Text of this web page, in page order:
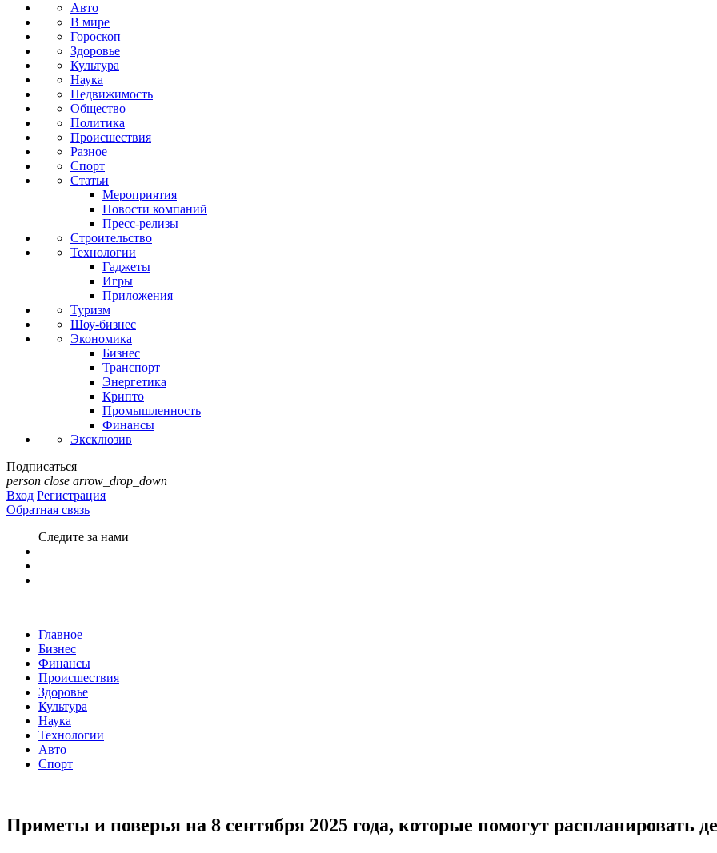
Авто
В мире
Гороскоп
Здоровье
Культура
Наука
Недвижимость
Общество
Политика
Происшествия
Разное
Спорт
Статьи
Мероприятия
Новости компаний
Пресс-релизы
Строительство
Технологии
Гаджеты
Игры
Приложения
Туризм
Шоу-бизнес
Экономика
Бизнес
Транспорт
Энергетика
Крипто
Промышленность
Финансы
Эксклюзив
Подписаться
person close arrow_drop_down
Вход Регистрация
Обратная связь
Следите за нами
Главное
Бизнес
Финансы
Происшествия
Здоровье
Культура
Наука
Технологии
Авто
Спорт
Приметы и поверья на 8 сентября 2025 года, которые помогут распланировать